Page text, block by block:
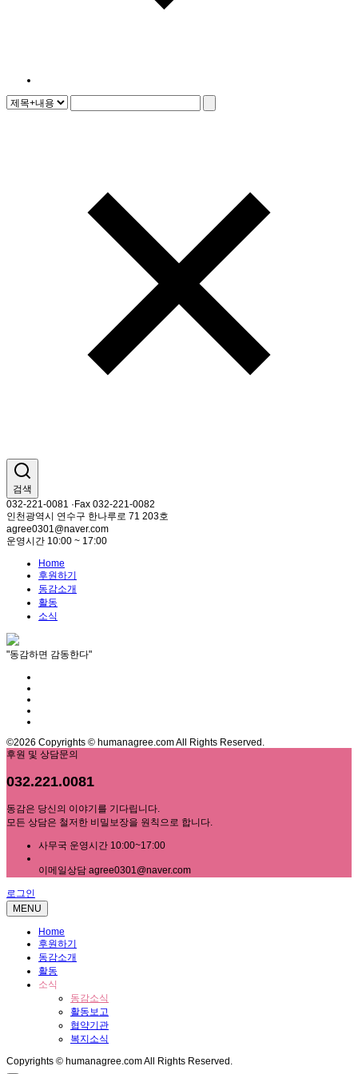
검색
032-221-0081 ·Fax 032-221-0082
인천광역시 연수구 한나루로 71 203호
agree0301@naver.com
운영시간 10:00 ~ 17:00
Home
후원하기
동감소개
활동
소식
"동감하면 감동한다"
©2026 Copyrights © humanagree.com All Rights Reserved.
후원 및 상담문의
032.221.0081
동감은 당신의 이야기를 기다립니다.
모든 상담은 철저한 비밀보장을 원칙으로 합니다.
사무국 운영시간 10:00~17:00
이메일상담 agree0301@naver.com
로그인
MENU
Home
후원하기
동감소개
활동
소식
동감소식
활동보고
협약기관
복지소식
Copyrights © humanagree.com All Rights Reserved.